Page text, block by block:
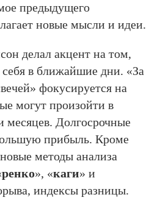
предыдущего
новые мысли и идеи.
делал акцент на том,
в ближайшие дни. «За
фокусируется на
могут произойти в
месяцев. Долгосрочные
прибыль. Кроме
методы анализа
ренко», «каги» и
индексы разницы.